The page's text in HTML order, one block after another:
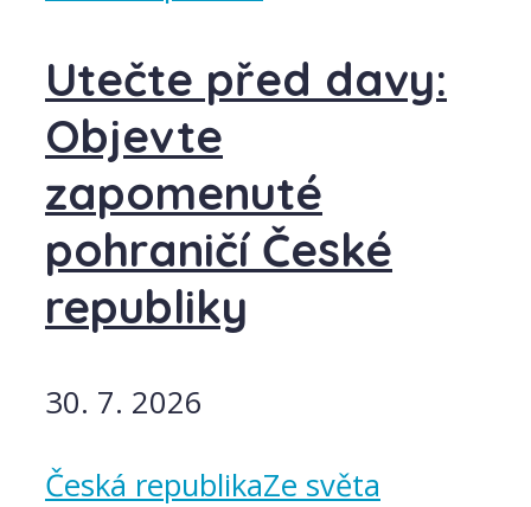
Utečte před davy:
Objevte
zapomenuté
pohraničí České
republiky
30. 7. 2026
Česká republikaZe světa